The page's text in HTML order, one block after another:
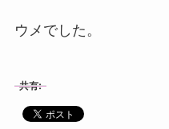
ウメでした。
共有: